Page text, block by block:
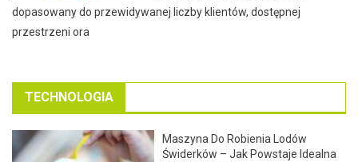
dopasowany do przewidywanej liczby klientów, dostępnej
przestrzeni ora
TECHNOLOGIA
Maszyna Do Robienia Lodów
Świderków – Jak Powstaje Idealna